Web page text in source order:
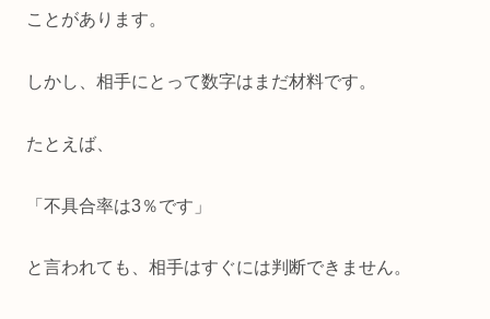
ことがあります。
しかし、相手にとって数字はまだ材料です。
たとえば、
「不具合率は3％です」
と言われても、相手はすぐには判断できません。